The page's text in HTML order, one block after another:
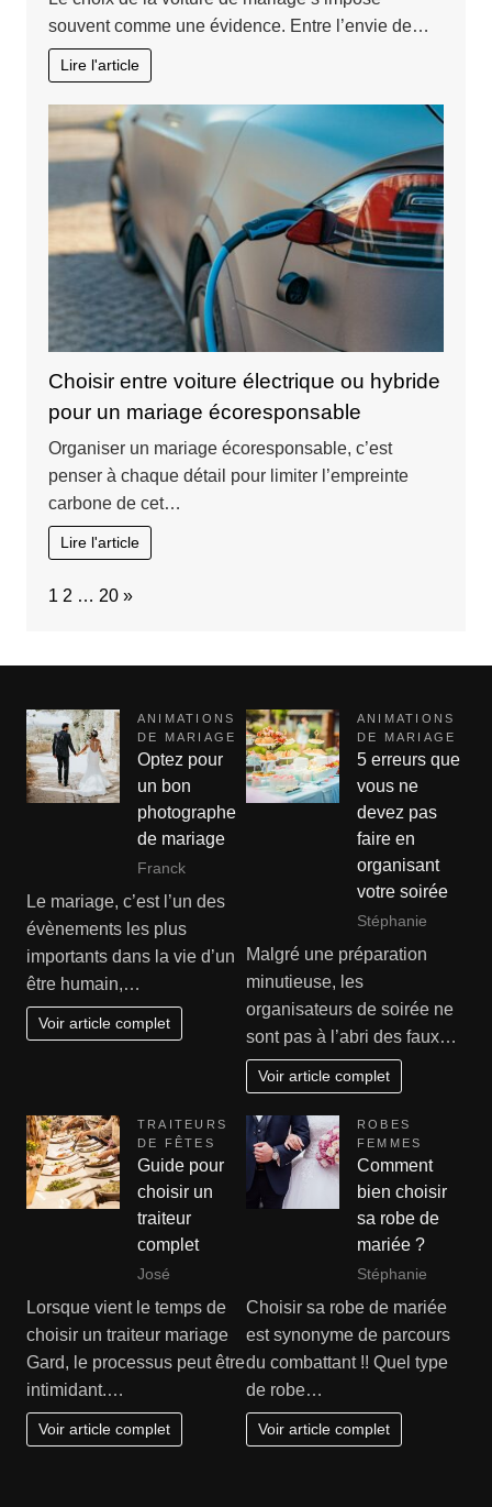
souvent comme une évidence. Entre l’envie de…
Lire l'article
Choisir entre voiture électrique ou hybride
pour un mariage écoresponsable
Organiser un mariage écoresponsable, c’est
penser à chaque détail pour limiter l’empreinte
carbone de cet…
Lire l'article
Page:
1 2 … 20 Next
»
ANIMATIONS
DE MARIAGE
Optez pour
un bon
photographe
de mariage
Franck
Le mariage, c’est l’un des
évènements les plus
importants dans la vie d’un
être humain,…
Voir article complet
ANIMATIONS
DE MARIAGE
5 erreurs que
vous ne
devez pas
faire en
organisant
votre soirée
Stéphanie
Malgré une préparation
minutieuse, les
organisateurs de soirée ne
sont pas à l’abri des faux…
Voir article complet
TRAITEURS
DE FÊTES
Guide pour
choisir un
traiteur
complet
José
Lorsque vient le temps de
choisir un traiteur mariage
Gard, le processus peut être
intimidant.…
Voir article complet
ROBES
FEMMES
Comment
bien choisir
sa robe de
mariée ?
Stéphanie
Choisir sa robe de mariée
est synonyme de parcours
du combattant !! Quel type
de robe…
Voir article complet